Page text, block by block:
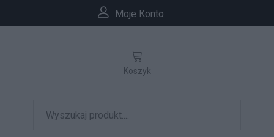
Moje Konto
Koszyk